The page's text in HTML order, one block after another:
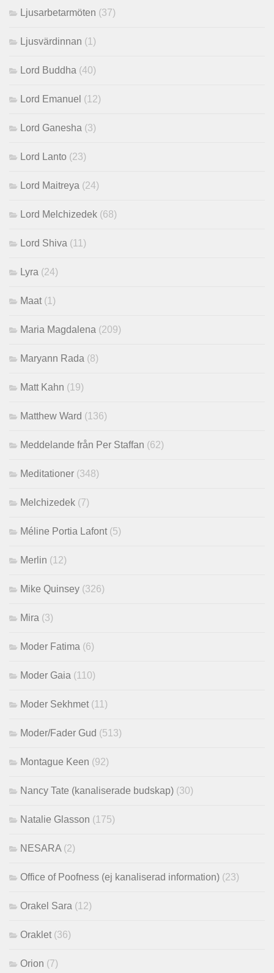
Ljusarbetarmöten (37)
Ljusvärdinnan (1)
Lord Buddha (40)
Lord Emanuel (12)
Lord Ganesha (3)
Lord Lanto (23)
Lord Maitreya (24)
Lord Melchizedek (68)
Lord Shiva (11)
Lyra (24)
Maat (1)
Maria Magdalena (209)
Maryann Rada (8)
Matt Kahn (19)
Matthew Ward (136)
Meddelande från Per Staffan (62)
Meditationer (348)
Melchizedek (7)
Méline Portia Lafont (5)
Merlin (12)
Mike Quinsey (326)
Mira (3)
Moder Fatima (6)
Moder Gaia (110)
Moder Sekhmet (11)
Moder/Fader Gud (513)
Montague Keen (92)
Nancy Tate (kanaliserade budskap) (30)
Natalie Glasson (175)
NESARA (2)
Office of Poofness (ej kanaliserad information) (23)
Orakel Sara (12)
Oraklet (36)
Orion (7)